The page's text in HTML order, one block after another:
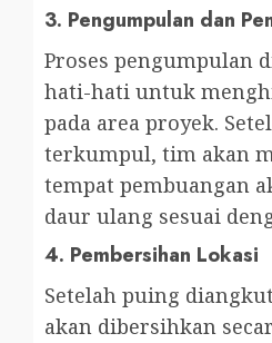
3. Pengumpulan dan
Proses pengumpulan
hati-hati untuk
pada area proyek.
terkumpul, tim akan
tempat pembuangan
daur ulang sesuai
4. Pembersihan Lokasi
Setelah puing
akan dibersihkan